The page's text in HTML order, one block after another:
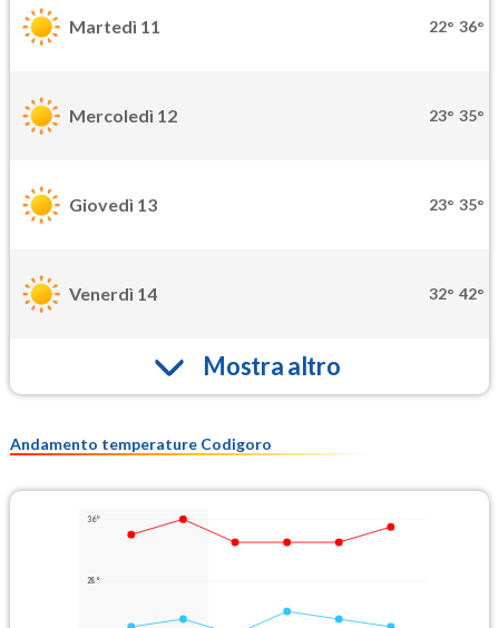
Martedì 11 22° 36°
Mercoledì 12 23° 35°
Giovedì 13 23° 35°
Venerdì 14 32° 42°
Mostra altro
Andamento temperature Codigoro
36°
28°